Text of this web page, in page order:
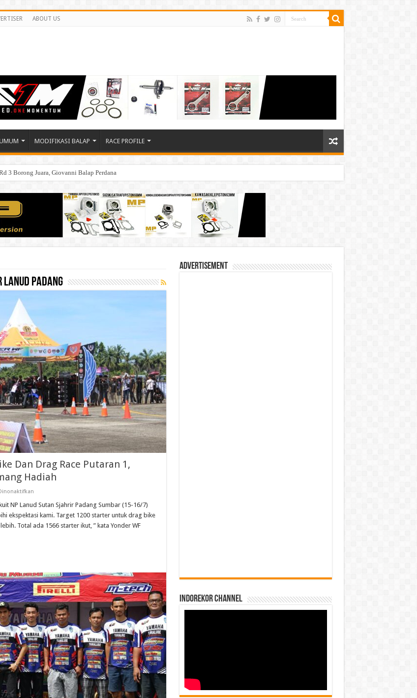
ABOUT US
MODIFIKASI BALAP RACE PROFILE
Buriram Thailand
padang
Dan Drag Race Putaran 1,
Hadiah
pada
WF
Championship
Drag
Bike
Dan
Starter
Dan
Bergelimang
Hadiah
NP Lanud Sutan Sjahrir Padang Sumbar (15-16/7)
ekspektasi kami. Target 1200 starter untuk drag bike
Total ada 1566 starter ikut, ” kata Yonder WF
Advertisement
INDOREKOR CHANNEL